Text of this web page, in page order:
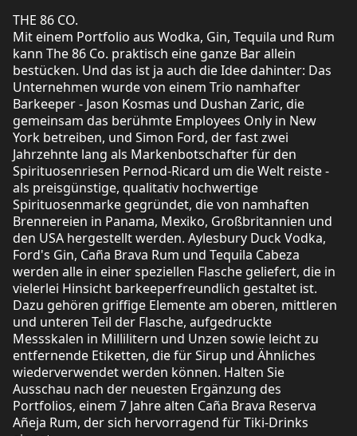
THE 86 CO.
Mit einem Portfolio aus Wodka, Gin, Tequila und Rum
kann The 86 Co. praktisch eine ganze Bar allein
bestücken. Und das ist ja auch die Idee dahinter: Das
Unternehmen wurde von einem Trio namhafter
Barkeeper - Jason Kosmas und Dushan Zaric, die
gemeinsam das berühmte Employees Only in New
York betreiben, und Simon Ford, der fast zwei
Jahrzehnte lang als Markenbotschafter für den
Spirituosenriesen Pernod-Ricard um die Welt reiste -
als preisgünstige, qualitativ hochwertige
Spirituosenmarke gegründet, die von namhaften
Brennereien in Panama, Mexiko, Großbritannien und
den USA hergestellt werden. Aylesbury Duck Vodka,
Ford's Gin, Caña Brava Rum und Tequila Cabeza
werden alle in einer speziellen Flasche geliefert, die in
vielerlei Hinsicht barkeeperfreundlich gestaltet ist.
Dazu gehören griffige Elemente am oberen, mittleren
und unteren Teil der Flasche, aufgedruckte
Messskalen in Millilitern und Unzen sowie leicht zu
entfernende Etiketten, die für Sirup und Ähnliches
wiederverwendet werden können. Halten Sie
Ausschau nach der neuesten Ergänzung des
Portfolios, einem 7 Jahre alten Caña Brava Reserva
Añeja Rum, der sich hervorragend für Tiki-Drinks